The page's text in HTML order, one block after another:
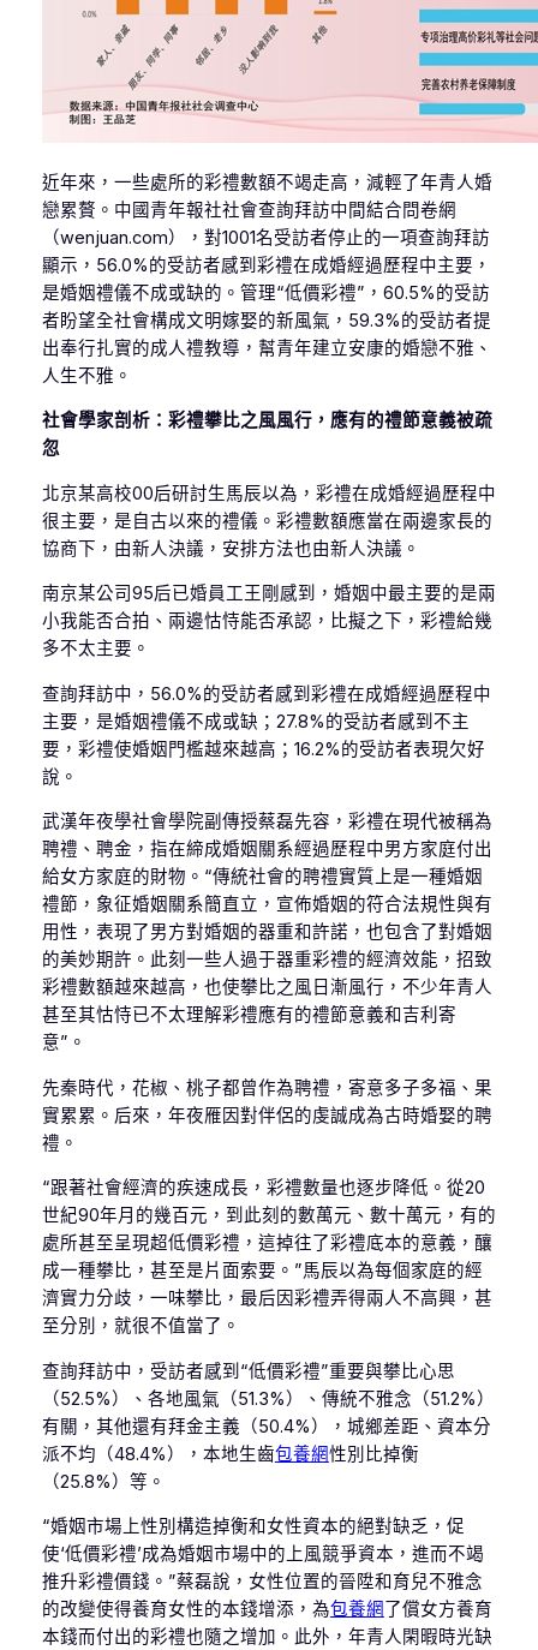
近年來，一些處所的彩禮數額不竭走高，減輕了年青人婚
戀累贅。中國青年報社社會查詢拜訪中間結合問卷網
（wenjuan.com），對1001名受訪者停止的一項查詢拜訪
顯示，56.0%的受訪者感到彩禮在成婚經過歷程中主要，
是婚姻禮儀不成或缺的。管理“低價彩禮”，60.5%的受訪
者盼望全社會構成文明嫁娶的新風氣，59.3%的受訪者提
出奉行扎實的成人禮教導，幫青年建立安康的婚戀不雅、
人生不雅。
社會學家剖析：彩禮攀比之風風行，應有的禮節意義被疏
忽
北京某高校00后研討生馬辰以為，彩禮在成婚經過歷程中
很主要，是自古以來的禮儀。彩禮數額應當在兩邊家長的
協商下，由新人決議，安排方法也由新人決議。
南京某公司95后已婚員工王剛感到，婚姻中最主要的是兩
小我能否合拍、兩邊怙恃能否承認，比擬之下，彩禮給幾
多不太主要。
查詢拜訪中，56.0%的受訪者感到彩禮在成婚經過歷程中
主要，是婚姻禮儀不成或缺；27.8%的受訪者感到不主
要，彩禮使婚姻門檻越來越高；16.2%的受訪者表現欠好
說。
武漢年夜學社會學院副傳授蔡磊先容，彩禮在現代被稱為
聘禮、聘金，指在締成婚姻關系經過歷程中男方家庭付出
給女方家庭的財物。“傳統社會的聘禮實質上是一種婚姻
禮節，象征婚姻關系簡直立，宣佈婚姻的符合法規性與有
用性，表現了男方對婚姻的器重和許諾，也包含了對婚姻
的美妙期許。此刻一些人過于器重彩禮的經濟效能，招致
彩禮數額越來越高，也使攀比之風日漸風行，不少年青人
甚至其怙恃已不太理解彩禮應有的禮節意義和吉利寄
意”。
先秦時代，花椒、桃子都曾作為聘禮，寄意多子多福、果
實累累。后來，年夜雁因對伴侶的虔誠成為古時婚娶的聘
禮。
“跟著社會經濟的疾速成長，彩禮數量也逐步降低。從20
世紀90年月的幾百元，到此刻的數萬元、數十萬元，有的
處所甚至呈現超低價彩禮，這掉往了彩禮底本的意義，釀
成一種攀比，甚至是片面索要。”馬辰以為每個家庭的經
濟實力分歧，一味攀比，最后因彩禮弄得兩人不高興，甚
至分別，就很不值當了。
查詢拜訪中，受訪者感到“低價彩禮”重要與攀比心思
（52.5%）、各地風氣（51.3%）、傳統不雅念（51.2%）
有關，其他還有拜金主義（50.4%），城鄉差距、資本分
派不均（48.4%），本地生齒包養網性別比掉衡
（25.8%）等。
“婚姻市場上性別構造掉衡和女性資本的絕對缺乏，促
使‘低價彩禮’成為婚姻市場中的上風競爭資本，進而不竭
推升彩禮價錢。”蔡磊說，女性位置的晉陞和育兒不雅念
的改變使得養育女性的本錢增添，為包養網 了償女方養育
本錢而付出的彩禮也隨之增加。此外，年青人閑暇時光缺